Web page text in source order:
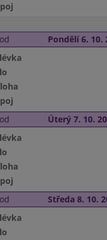
Pondělí 6. 10.
Úterý 7. 10.
Středa 8. 10.